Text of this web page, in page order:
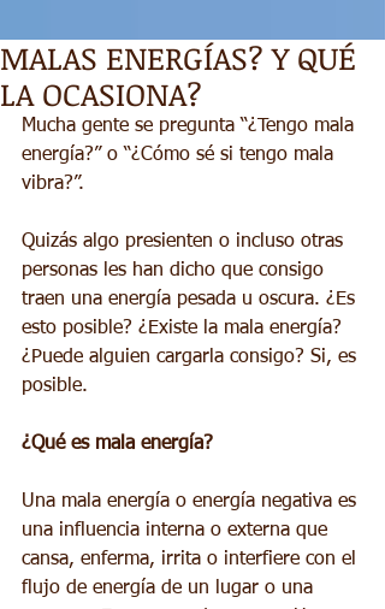
MALAS ENERGÍAS? Y QUÉ
LA OCASIONA?
Mucha gente se pregunta “¿Tengo mala
energía?” o “¿Cómo sé si tengo mala
vibra?”.
Quizás algo presienten o incluso otras
personas les han dicho que consigo
traen una energía pesada u oscura. ¿Es
esto posible? ¿Existe la mala energía?
¿Puede alguien cargarla consigo? Si, es
posible.
¿Qué es mala energía?
Una mala energía o energía negativa es
una influencia interna o externa que
cansa, enferma, irrita o interfiere con el
flujo de energía de un lugar o una